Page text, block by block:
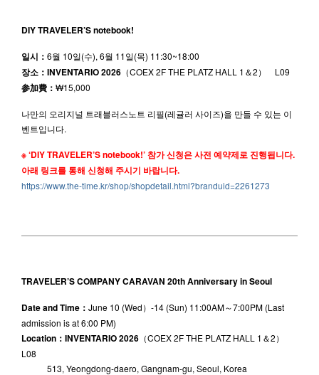
DIY TRAVELER’S notebook!
일시： 6월 10일(수), 6월 11일(목) 11:30~18:00
장소：INVENTARIO 2026 （COEX 2F THE PLATZ HALL 1＆2） L09
参加費： ₩15,000
나만의 오리지널 트래블러스노트 리필(레귤러 사이즈)을 만들 수 있는 이
벤트입니다.
※ ‘DIY TRAVELER’S notebook!’ 참가 신청은 사전 예약제로 진행됩니다.
아래 링크를 통해 신청해 주시기 바랍니다.
https://www.the-time.kr/shop/shopdetail.html?branduid=2261273
TRAVELER’S COMPANY CARAVAN 20th Anniversary in Seoul
Date and Time： June 10 (Wed）-14 (Sun) 11:00AM～7:00PM (Last
admission is at 6:00 PM)
Location：INVENTARIO 2026 （COEX 2F THE PLATZ HALL 1＆2）
L08
513, Yeongdong-daero, Gangnam-gu, Seoul, Korea